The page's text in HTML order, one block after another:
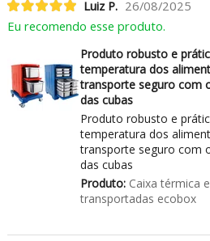
Luiz P. 26/08/2025
Eu recomendo esse produto.
Produto robusto e
temperatura dos
transporte seguro com
das cubas
Produto robusto e
temperatura dos
transporte seguro com
das cubas
Produto:Caixa térmica
transportadas ecobox